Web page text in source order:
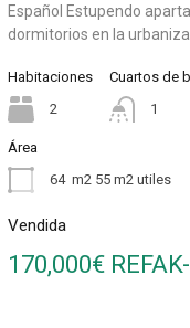
Español Estupendo
dormitorios en la
Habitaciones
2
Cuartos de
1
Área
64 m2 55 m2 utiles
Vendida
170,000€